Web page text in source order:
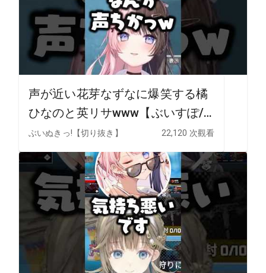
声が近い花芽なずなに爆笑する橘
ひなのと英リサwww【ぶいすぽ/
切り抜き】
ぶいぬきっ!【切り抜き】 22,120 次觀看